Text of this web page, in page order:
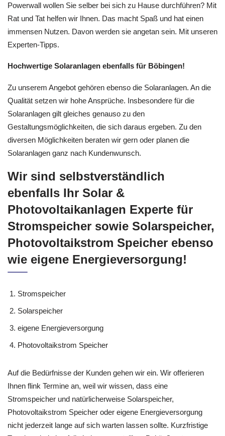
Powerwall wollen Sie selber bei sich zu Hause durchführen? Mit
Rat und Tat helfen wir Ihnen. Das macht Spaß und hat einen
immensen Nutzen. Davon werden sie angetan sein. Mit unseren
Experten-Tipps.
Hochwertige Solaranlagen ebenfalls für Böbingen!
Zu unserem Angebot gehören ebenso die Solaranlagen. An die
Qualität setzen wir hohe Ansprüche. Insbesondere für die
Solaranlagen gilt gleiches genauso zu den
Gestaltungsmöglichkeiten, die sich daraus ergeben. Zu den
diversen Möglichkeiten beraten wir gern oder planen die
Solaranlagen ganz nach Kundenwunsch.
Wir sind selbstverständlich
ebenfalls Ihr Solar &
Photovoltaikanlagen Experte für
Stromspeicher sowie Solarspeicher,
Photovoltaikstrom Speicher ebenso
wie eigene Energieversorgung!
Stromspeicher
Solarspeicher
eigene Energieversorgung
Photovoltaikstrom Speicher
Auf die Bedürfnisse der Kunden gehen wir ein. Wir offerieren
Ihnen flink Termine an, weil wir wissen, dass eine
Stromspeicher und natürlicherweise Solarspeicher,
Photovoltaikstrom Speicher oder eigene Energieversorgung
nicht jederzeit lange auf sich warten lassen sollte. Kurzfristige